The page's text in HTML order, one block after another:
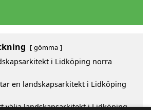
gömma
i Lidköping norra
en landskapsarkitekt i Lidköping
välja landskapsarkitekt i Lidköping